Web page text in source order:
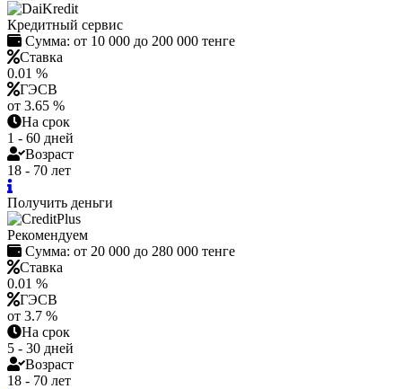
Кредитный сервис
Сумма: от 10 000 до 200 000 тенге
Ставка
0.01 %
ГЭСВ
от 3.65 %
На срок
1 - 60 дней
Возраст
18 - 70 лет
Получить деньги
Рекомендуем
Сумма: от 20 000 до 280 000 тенге
Ставка
0.01 %
ГЭСВ
от 3.7 %
На срок
5 - 30 дней
Возраст
18 - 70 лет